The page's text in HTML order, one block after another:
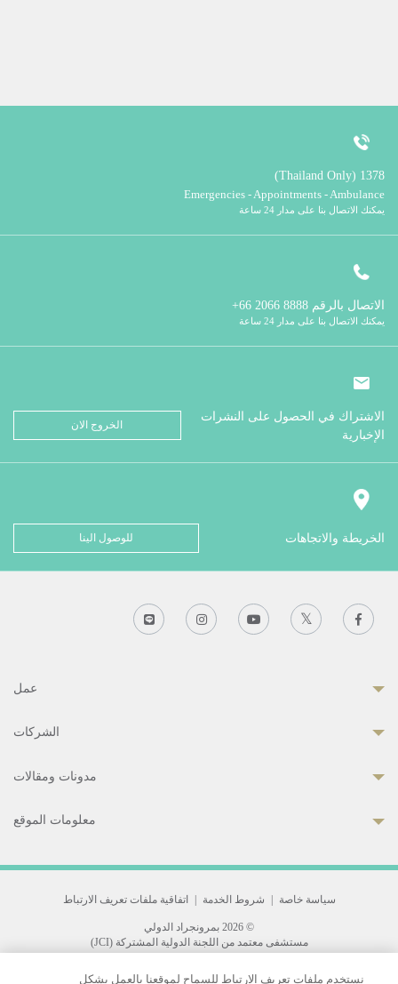
1378 (Thailand Only)
Emergencies - Appointments - Ambulance
يمكنك الاتصال بنا على مدار 24 ساعة
الاتصال بالرقم
يمكنك الاتصال بنا على مدار 24 ساعة
الاشتراك في الحصول على النشرات
الإخبارية
الخروج الان
الخريطة والاتجاهات للوصول الينا
عمل
الشركات
مدونات ومقالات
معلومات الموقع
سياسة خاصة شروط الخدمة اتفاقية ملفات تعريف الارتباط
© 2026 بمرونجراد الدولي
مستشفى معتمد من اللجنة الدولية المشتركة (JCI)
33 Sukhumvit 3, Wattana, Bangkok 10110 Thailand.
نستخدم ملفات تعريف الارتباط للسماح لموقعنا بالعمل بشكل